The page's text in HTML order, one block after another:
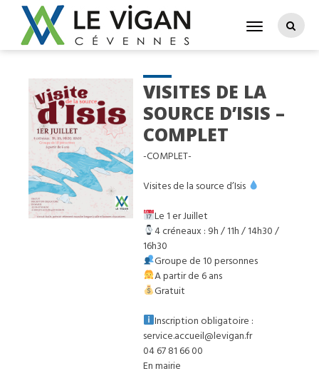
VISITES DE LA
SOURCE D’ISIS –
COMPLET
-COMPLET-
Visites de la source d’Isis
Le 1 er Juillet
4 créneaux : 9h / 11h / 14h30 /
16h30
Groupe de 10 personnes
A partir de 6 ans
Gratuit
Inscription obligatoire :
service.accueil@levigan.fr
04 67 81 66 00
En mairie